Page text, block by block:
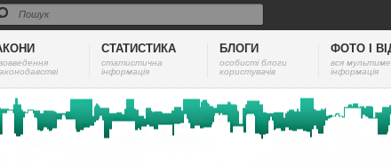
СТАТИСТИКА
cтатистична
інформація
БЛОГИ
особисті блоги
користувачів
ФОТО І
вся
інформація